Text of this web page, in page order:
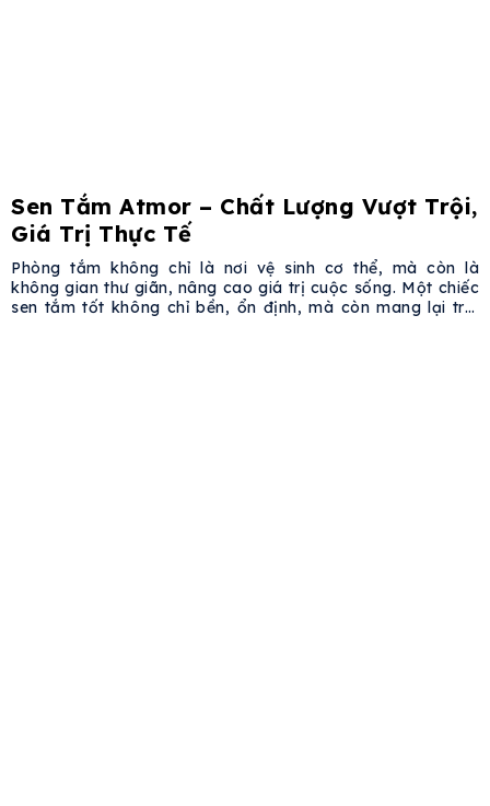
Sen Tắm Atmor – Chất Lượng Vượt Trội,
Giá Trị Thực Tế
Phòng tắm không chỉ là nơi vệ sinh cơ thể, mà còn là
không gian thư giãn, nâng cao giá trị cuộc sống. Một chiếc
sen tắm tốt không chỉ bền, ổn định, mà còn mang lại trải